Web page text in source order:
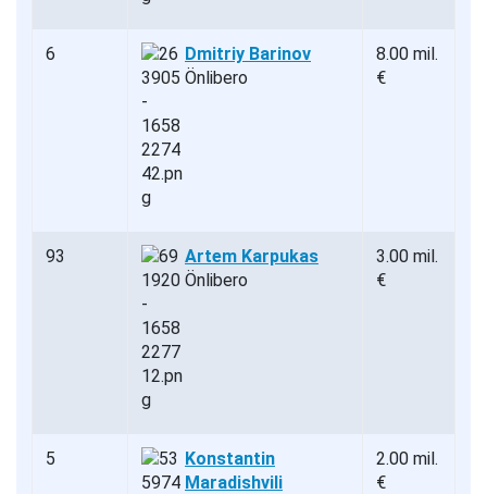
6
Dmitriy Barinov
Önlibero
8.00 mil.
€
93
Artem Karpukas
Önlibero
3.00 mil.
€
5
Konstantin
Maradishvili
2.00 mil.
€